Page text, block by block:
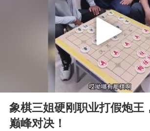
年内第一高价股
改名后的“青海
Play
象棋三姐硬刚职业打假炮王
巅峰对决！